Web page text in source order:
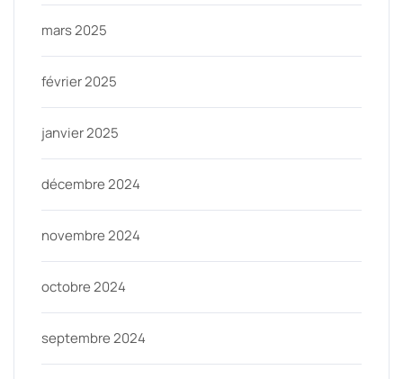
mars 2025
février 2025
janvier 2025
décembre 2024
novembre 2024
octobre 2024
septembre 2024